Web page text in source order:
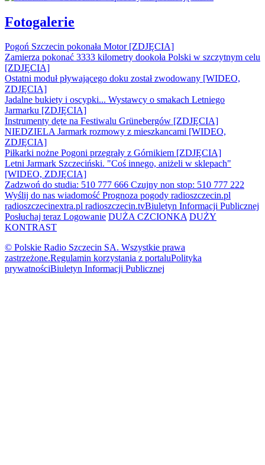
Fotogalerie
Pogoń Szczecin pokonała Motor [ZDJĘCIA]
Zamierza pokonać 3333 kilometry dookoła Polski w szczytnym celu
[ZDJĘCIA]
Ostatni moduł pływającego doku został zwodowany [WIDEO,
ZDJĘCIA]
Jadalne bukiety i oscypki... Wystawcy o smakach Letniego
Jarmarku [ZDJĘCIA]
Instrumenty dęte na Festiwalu Grünebergów [ZDJĘCIA]
NIEDZIELA Jarmark rozmowy z mieszkancami [WIDEO,
ZDJĘCIA]
Piłkarki nożne Pogoni przegrały z Górnikiem [ZDJĘCIA]
Letni Jarmark Szczeciński. "Coś innego, aniżeli w sklepach"
[WIDEO, ZDJĘCIA]
Zadzwoń do studia: 510 777 666 Czujny non stop: 510 777 222
Wyślij do nas wiadomość Prognoza pogody radioszczecin.pl
radioszczecinextra.pl radioszczecin.tvBiuletyn Informacji Publicznej
Posłuchaj teraz Logowanie DUŻA CZCIONKA DUŻY
KONTRAST
© Polskie Radio Szczecin SA. Wszystkie prawa
zastrzeżone.Regulamin korzystania z portaluPolityka
prywatnościBiuletyn Informacji Publicznej